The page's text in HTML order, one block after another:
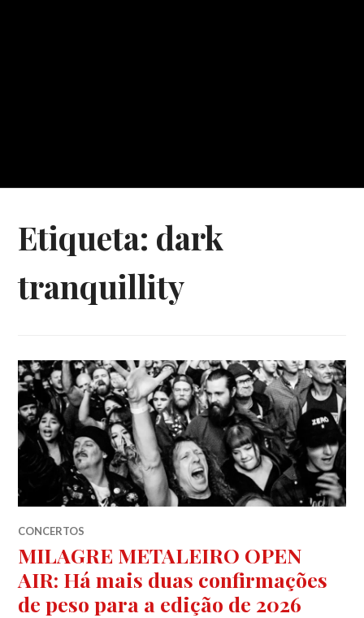
Etiqueta: dark
tranquillity
CONCERTOS
MILAGRE METALEIRO OPEN
AIR: Há mais duas confirmações
de peso para a edição de 2026